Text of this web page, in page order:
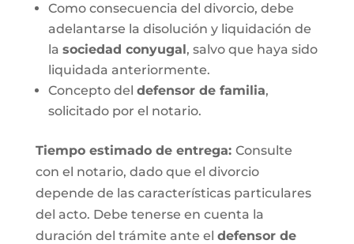
Como consecuencia del divorcio, debe
adelantarse la disolución y liquidación de
la sociedad conyugal, salvo que haya sido
liquidada anteriormente.
Concepto del defensor de familia,
solicitado por el notario.
Tiempo estimado de entrega: Consulte
con el notario, dado que el divorcio
depende de las características particulares
del acto. Debe tenerse en cuenta la
duración del trámite ante el defensor de